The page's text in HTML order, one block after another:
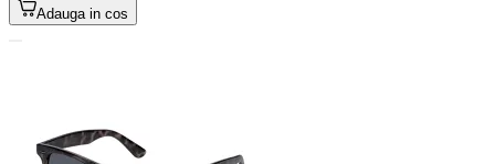
Adauga in cos